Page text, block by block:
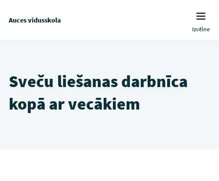
Auces vidusskola
Izvēlne
Sveču liešanas darbnīca
kopā ar vecākiem